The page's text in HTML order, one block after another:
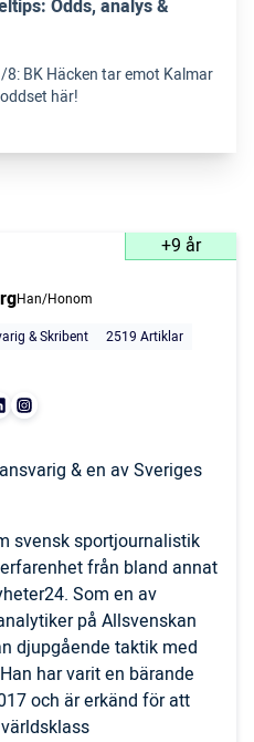
Odds, analys &
BK Häcken tar emot Kalmar
här!
+9 år
Han/Honom
& Skribent
2519 Artiklar
& en av Sveriges
svensk sportjournalistik
från bland annat
Som en av
på Allsvenskan
djupgående taktik med
har varit en bärande
och är erkänd för att